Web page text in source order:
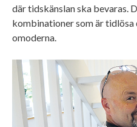
där tidskänslan ska bevaras.
kombinationer som är
omoderna.